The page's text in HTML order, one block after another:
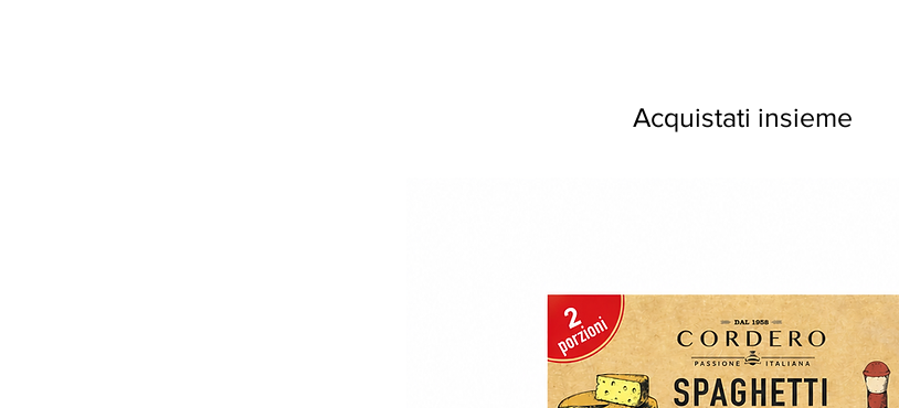
Acquistati insieme